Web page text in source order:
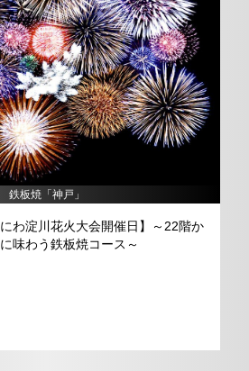
鉄板焼「神戸」
わ淀川花火大会開催日】～22階か
味わう鉄板焼コース～